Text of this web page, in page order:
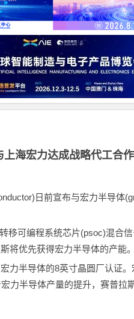
上海宏力达成战略代工合
日前宣布与宏力半导体
移可编程系统芯片(psoc)混合
将优先获得宏力半导体的产能。
力半导体的8英寸晶圆厂认证
力半导体产量的提升，赛普拉